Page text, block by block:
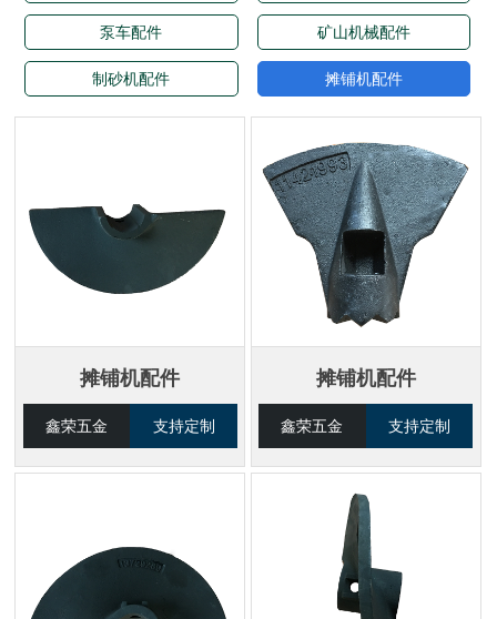
泵车配件 矿山机械配件
制砂机配件 摊铺机配件
摊铺机配件
鑫荣五金 支持定制
摊铺机配件
鑫荣五金 支持定制